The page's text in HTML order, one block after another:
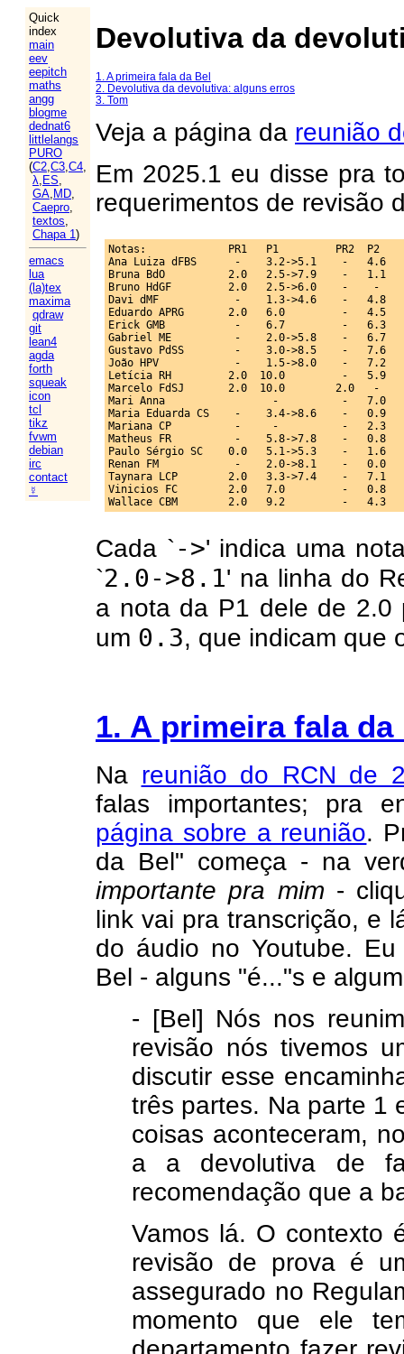
Quick
index
main
eev
eepitch
maths
angg
blogme
dednat6
littlelangs
PURO
(C2,C3,C4,
λ, ES,
GA, MD,
Caepro,
textos,
Chapa 1)
emacs
lua
(la)tex
maxima
qdraw
git
lean4
agda
forth
squeak
icon
tcl
tikz
fvwm
debian
irc
contact
☿
Devolutiva da
1. A primeira fala da Bel
2. Devolutiva da devolutiva: alguns erros
3. Tom
Veja a página da reunião
Em 2025.1 eu disse pra
requerimentos de revisão
Notas:             PR1   P1         PR2  P2
Ana Luiza dFBS      -    3.2->5.1    -   4.6
Bruna BdO          2.0   2.5->7.9    -   1.1
Bruno HdGF         2.0   2.5->6.0    -    -
Davi dMF            -    1.3->4.6    -   4.8
Eduardo APRG       2.0   6.0         -
Erick GMB           -    6.7         -   6.3
Gabriel ME          -    2.0->5.8    -
Gustavo PdSS        -    3.0->8.5    -
João HPV            -    1.5->8.0    -
Letícia RH         2.0  10.0         -
Marcelo FdSJ       2.0  10.0        2.0
Mari Anna                 -          -   7.0
Maria Eduarda CS    -    3.4->8.6    -
Mariana CP          -     -          -   2.3
Matheus FR          -    5.8->7.8    -   0.8
Paulo Sérgio SC    0.0   5.1->5.3    -   1.6
Renan FM            -    2.0->8.1    -   0.0
Taynara LCP        2.0   3.3->7.4    -
Vinicios FC        2.0   7.0         -   0.8
Cada `->' indica uma
`2.0->8.1' na linha do
a nota da P1 dele de
um 0.3, que indicam que
1. A primeira fala da
Na reunião do RCN de
falas importantes; pra
página sobre a reunião.
da Bel" começa - na
importante pra mim -
link vai pra transcrição, e
do áudio no Youtube.
Bel - alguns "é..."s e
- [Bel] Nós nos
revisão nós tivemos
discutir esse
três partes. Na parte 1
coisas aconteceram,
a a devolutiva de
recomendação que a
Vamos lá. O contexto
revisão de prova é
assegurado no
momento que ele